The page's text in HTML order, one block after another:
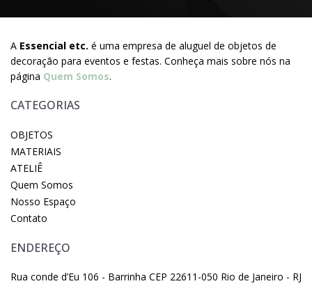
A Essencial etc. é uma empresa de aluguel de objetos de
decoração para eventos e festas. Conheça mais sobre nós na
página Quem Somos.
CATEGORIAS
OBJETOS
MATERIAIS
ATELIÊ
Quem Somos
Nosso Espaço
Contato
ENDEREÇO
Rua conde d’Eu 106 - Barrinha CEP 22611-050 Rio de Janeiro - RJ